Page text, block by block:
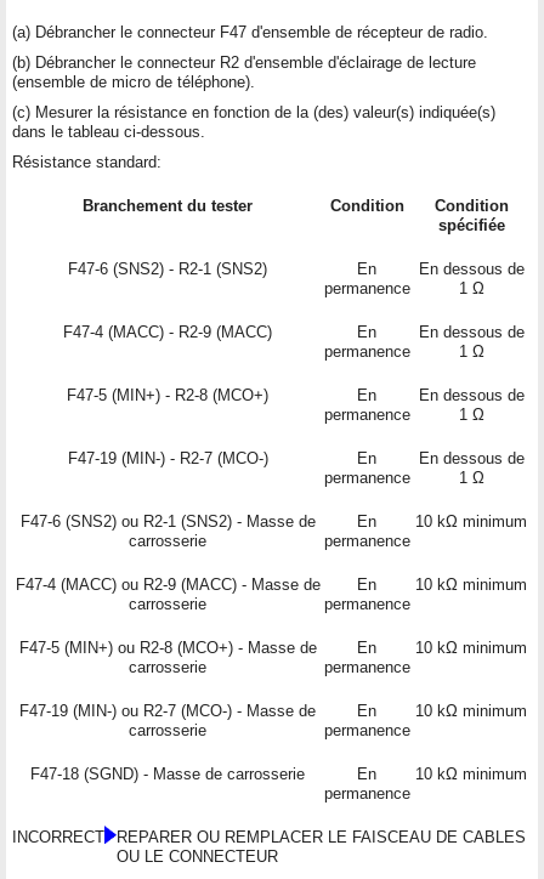
(a) Débrancher le connecteur F47 d'ensemble de récepteur de radio.
(b) Débrancher le connecteur R2 d'ensemble d'éclairage de lecture
(ensemble de micro de téléphone).
(c) Mesurer la résistance en fonction de la (des) valeur(s) indiquée(s)
dans le tableau ci-dessous.
Résistance standard:
Branchement du tester Condition
Condition
spécifiée
F47-6 (SNS2) - R2-1 (SNS2)
En
permanence
En dessous de
1 Ω
F47-4 (MACC) - R2-9 (MACC)
En
permanence
En dessous de
1 Ω
F47-5 (MIN+) - R2-8 (MCO+)
En
permanence
En dessous de
1 Ω
F47-19 (MIN-) - R2-7 (MCO-)
En
permanence
En dessous de
1 Ω
F47-6 (SNS2) ou R2-1 (SNS2) - Masse de
carrosserie
En
permanence
10 kΩ minimum
F47-4 (MACC) ou R2-9 (MACC) - Masse de
carrosserie
En
permanence
10 kΩ minimum
F47-5 (MIN+) ou R2-8 (MCO+) - Masse de
carrosserie
En
permanence
10 kΩ minimum
F47-19 (MIN-) ou R2-7 (MCO-) - Masse de
carrosserie
En
permanence
10 kΩ minimum
F47-18 (SGND) - Masse de carrosserie
En
permanence
10 kΩ minimum
INCORRECT
REPARER OU REMPLACER LE FAISCEAU DE CABLES
OU LE CONNECTEUR